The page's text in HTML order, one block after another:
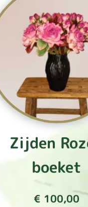
Zijden
boeket
€ 100,00